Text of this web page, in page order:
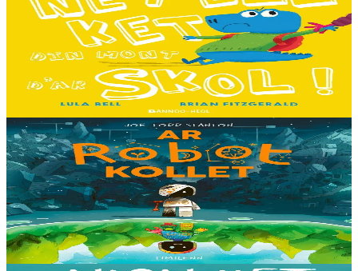
I don't want to go to school!
C'est le premier jour d'école des Souris et des Dinosaures. Ils n'ont
pas envie d'y aller. Mais quand les cours commencent, une très
grande surprise les attend…...
13,00 €
8 ans et plus
Timilenn
The Lost Robot
Au cœur d’une décharge, un petit robot brisé s’éveille. Il ne se
souvient plus d’où il vient ni depuis combien de temps il est là, mais
il sait qu’il n’est pas à sa place....
En stock
14,00 €